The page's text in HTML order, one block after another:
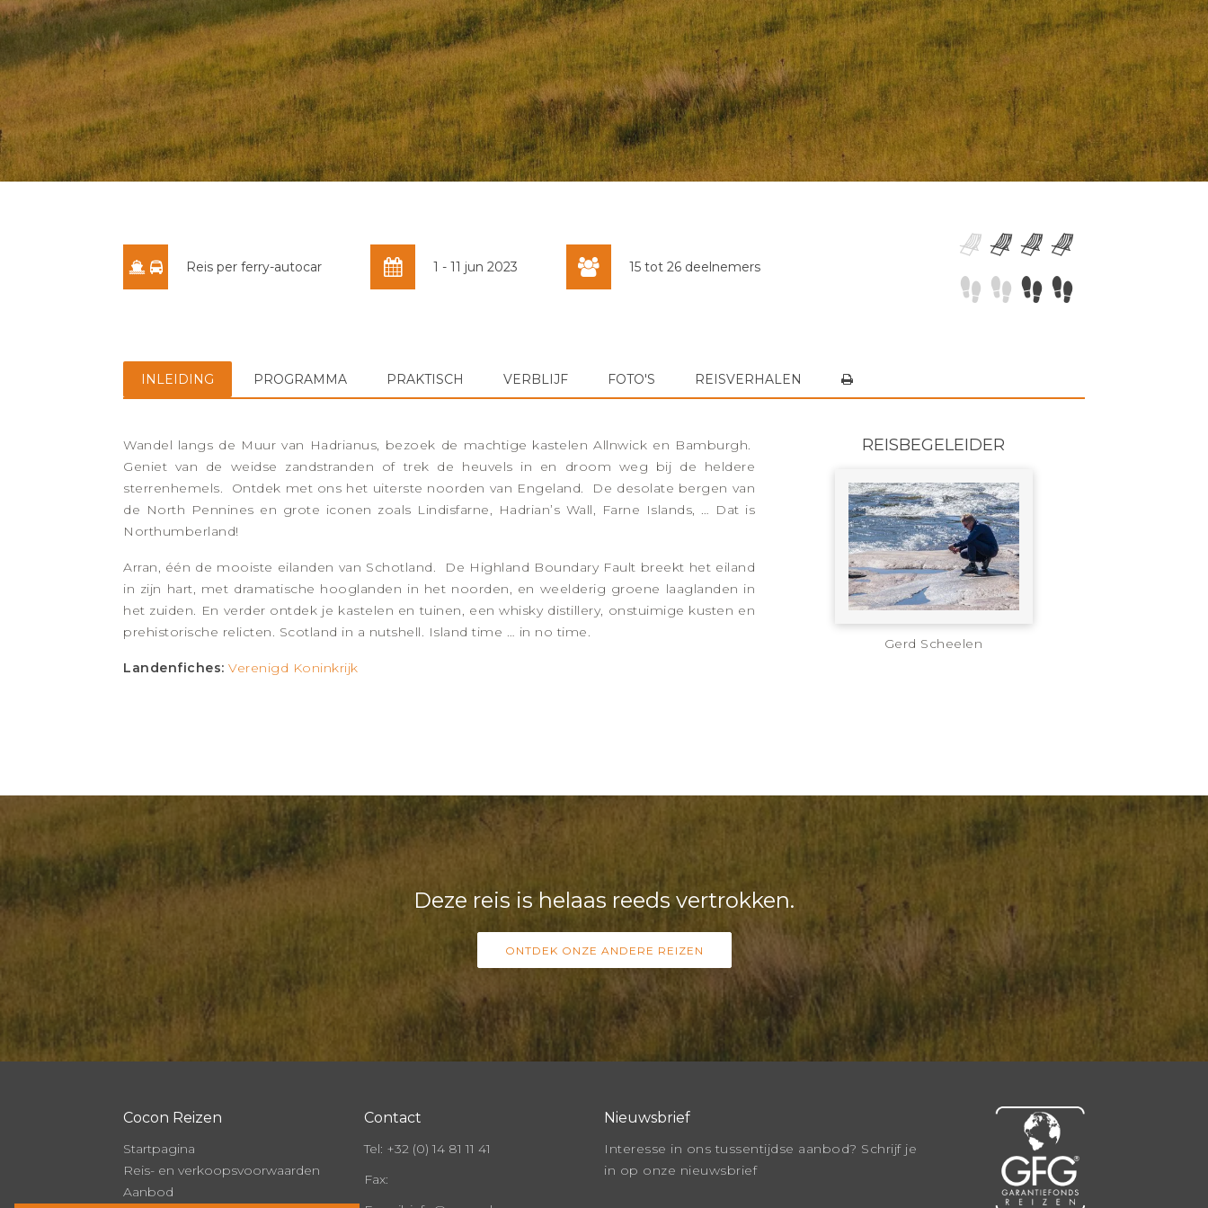
Reis per ferry-autocar 1 - 11 jun 2023 15 tot 26 deelnemers
INLEIDING PROGRAMMA PRAKTISCH VERBLIJF FOTO'S REISVERHALEN
Wandel langs de Muur van Hadrianus, bezoek de machtige kastelen Allnwick en Bamburgh.
Geniet van de weidse zandstranden of trek de heuvels in en droom weg bij de heldere
sterrenhemels. Ontdek met ons het uiterste noorden van Engeland. De desolate bergen van
de North Pennines en grote iconen zoals Lindisfarne, Hadrian’s Wall, Farne Islands, … Dat is
Northumberland!
Arran, één de mooiste eilanden van Schotland. De Highland Boundary Fault breekt het eiland
in zijn hart, met dramatische hooglanden in het noorden, en weelderig groene laaglanden in
het zuiden. En verder ontdek je kastelen en tuinen, een whisky distillery, onstuimige kusten en
prehistorische relicten. Scotland in a nutshell. Island time … in no time.
Landenfiches: Verenigd Koninkrijk
REISBEGELEIDER
Gerd Scheelen
Deze reis is helaas reeds vertrokken.
ONTDEK ONZE ANDERE REIZEN
Cocon Reizen
Startpagina
Reis- en verkoopsvoorwaarden
Aanbod
Contact
Tel: +32 (0) 14 81 11 41
Fax:
Nieuwsbrief
Interesse in ons tussentijdse aanbod? Schrijf je
in op onze nieuwsbrief